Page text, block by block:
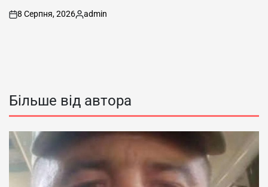
on
8 Серпня, 2026
Опубліковано
admin
Більше від автора